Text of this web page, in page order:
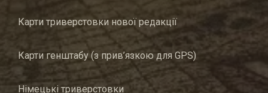
Карти триверстовки нової редакції
Карти генштабу (з прив’язкою для GPS)
Німецькі триверстовки